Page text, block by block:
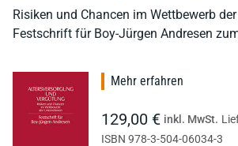
Risiken und Chancen im Wettbewerb
Festschrift für Boy-Jürgen Andresen
Mehr erfahren
129,00 € inkl. MwSt.
ISBN 978-3-504-06034-3